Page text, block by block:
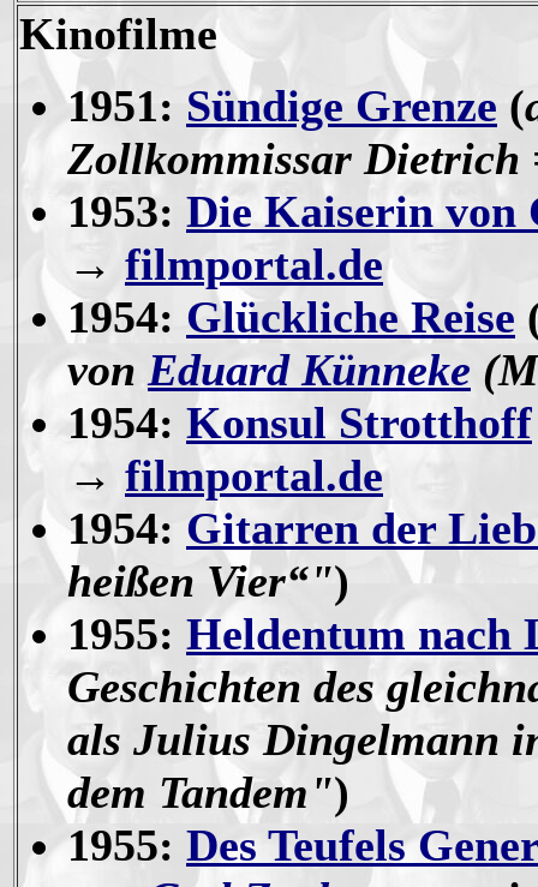
Kinofilme
1951: Sündige Grenze (
Zollkommissar
1953: Die Kaiserin von
→ filmportal.de
1954: Glückliche Reise
von Eduard Künneke
1954: Konsul Strotthoff
→ filmportal.de
1954: Gitarren der
heißen Vier“")
1955: Heldentum nach
Geschichten des
als Julius Dingelmann
dem Tandem")
1955: Des Teufels